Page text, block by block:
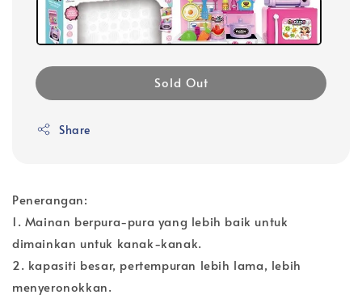
Sold Out
Share
Penerangan:
1. Mainan berpura-pura yang lebih baik untuk
dimainkan untuk kanak-kanak.
2. kapasiti besar, pertempuran lebih lama, lebih
menyeronokkan.